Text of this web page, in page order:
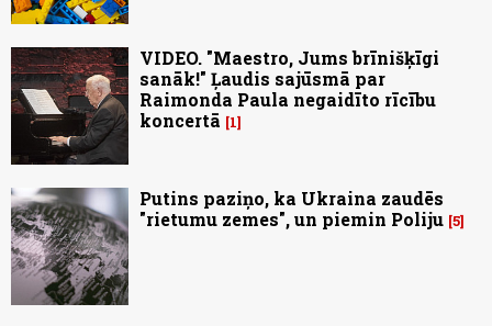
VIDEO. "Maestro, Jums brīnišķīgi
sanāk!" Ļaudis sajūsmā par
Raimonda Paula negaidīto rīcību
koncertā
1
Putins paziņo, ka Ukraina zaudēs
"rietumu zemes", un piemin Poliju 5